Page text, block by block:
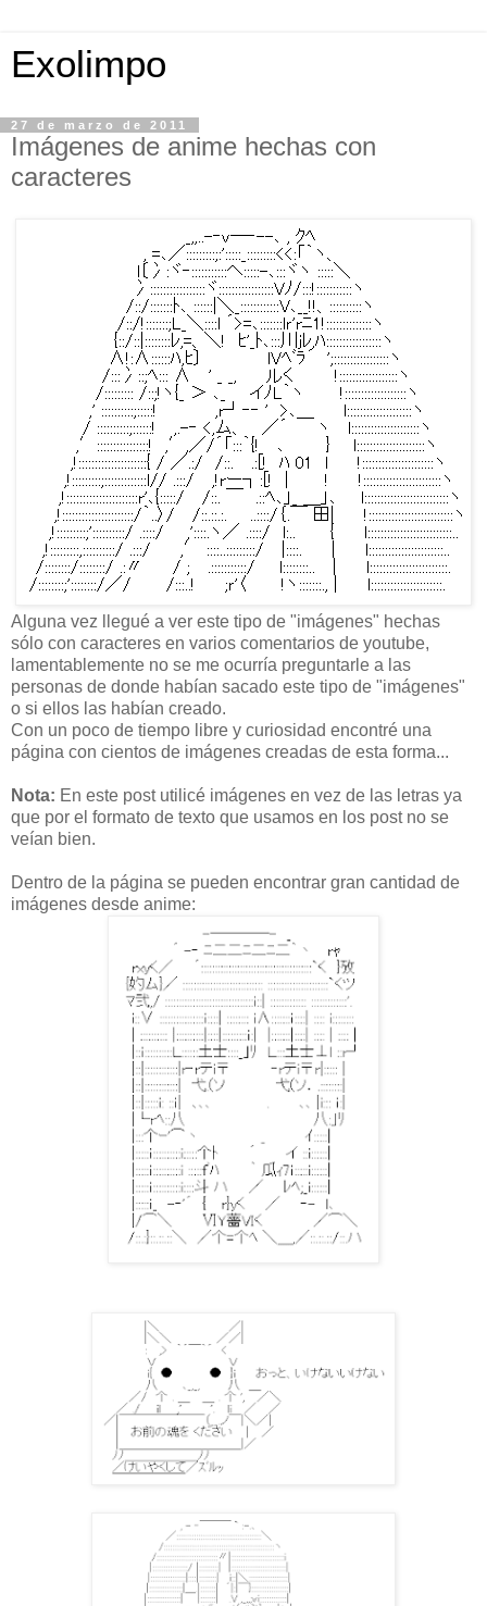
Exolimpo
27 de marzo de 2011
Imágenes de anime hechas con
caracteres
Alguna vez llegué a ver este tipo de "imágenes" hechas
sólo con caracteres en varios comentarios de youtube,
lamentablemente no se me ocurría preguntarle a las
personas de donde habían sacado este tipo de "imágenes"
o si ellos las habían creado.
Con un poco de tiempo libre y curiosidad encontré una
página con cientos de imágenes creadas de esta forma...
Nota: En este post utilicé imágenes en vez de las letras ya
que por el formato de texto que usamos en los post no se
veían bien.
Dentro de la página se pueden encontrar gran cantidad de
imágenes desde anime: